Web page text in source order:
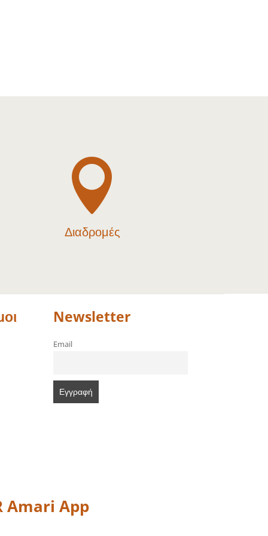

Διαδρομές
Newsletter
Email
Amari App